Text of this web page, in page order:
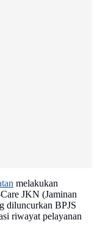
melakukan
JKN (Jaminan
diluncurkan BPJS
riwayat pelayanan